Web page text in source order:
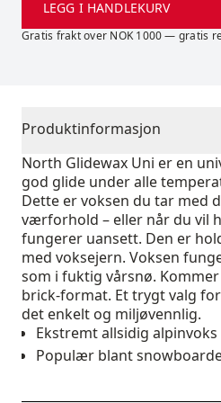
LEGG I HANDLEKURV
Gratis frakt over NOK 1000 — gratis
Produktinformasjon
North Glidewax Uni er en
god glide under alle
Dette er voksen du tar med
værforhold – eller når du vil
fungerer uansett. Den er
med voksejern. Voksen
som i fuktig vårsnø.
brick-format. Et trygt valg
det enkelt og miljøvennlig.
Ekstremt allsidig alpinvoks
Populær blant